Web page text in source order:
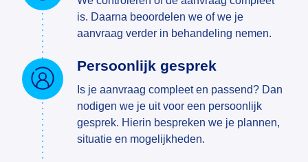
is. Daarna beoordelen we of we je
aanvraag verder in behandeling nemen.
Persoonlijk gesprek
Is je aanvraag compleet en passend? Dan
nodigen we je uit voor een persoonlijk
gesprek. Hierin bespreken we je plannen,
situatie en mogelijkheden.